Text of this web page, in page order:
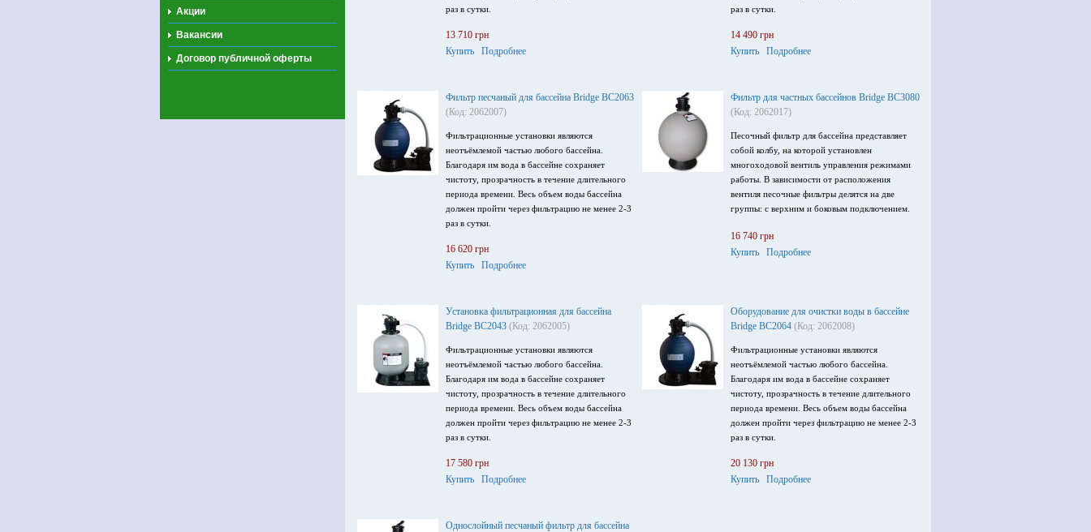
Акции
Вакансии
Договор публичной оферты
раз в сутки.
13 710 грн
Купить
Подробнее
раз в сутки.
14 490 грн
Купить
Подробнее
Фильтр песчаный для бассейна Bridge BC2063
(Код: 2062007)
Фильтрационные установки являются
неотъёмлемой частью любого бассейна.
Благодаря им вода в бассейне сохраняет
чистоту, прозрачность в течение длительного
периода времени. Весь объем воды бассейна
должен пройти через фильтрацию не менее 2-3
раз в сутки.
16 620 грн
Купить
Подробнее
Фильтр для частных бассейнов Bridge BC3080
(Код: 2062017)
Песочный фильтр для бассейна представляет
собой колбу, на которой установлен
многоходовой вентиль управления режимами
работы. В зависимости от расположения
вентиля песочные фильтры делятся на две
группы: с верхним и боковым подключением.
16 740 грн
Купить
Подробнее
Установка фильтрационная для бассейна
Bridge BC2043 (Код: 2062005)
Фильтрационные установки являются
неотъёмлемой частью любого бассейна.
Благодаря им вода в бассейне сохраняет
чистоту, прозрачность в течение длительного
периода времени. Весь объем воды бассейна
должен пройти через фильтрацию не менее 2-3
раз в сутки.
17 580 грн
Купить
Подробнее
Оборудование для очистки воды в бассейне
Bridge BC2064 (Код: 2062008)
Фильтрационные установки являются
неотъёмлемой частью любого бассейна.
Благодаря им вода в бассейне сохраняет
чистоту, прозрачность в течение длительного
периода времени. Весь объем воды бассейна
должен пройти через фильтрацию не менее 2-3
раз в сутки.
20 130 грн
Купить
Подробнее
Однослойный песчаный фильтр для бассейна